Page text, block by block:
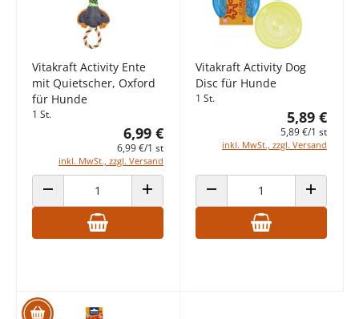
Vitakraft Activity Ente
mit Quietscher, Oxford
für Hunde
1 St.
6,99 €
6,99 €/1 st
inkl. MwSt., zzgl. Versand
ANZAHL VERRINGERN ANZAHL ERHÖHEN
Vitakraft Activity Dog
Disc für Hunde
1 St.
5,89 €
5,89 €/1 st
inkl. MwSt., zzgl. Versand
ANZAHL VERRINGERN ANZAHL